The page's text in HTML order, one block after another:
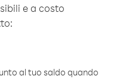
e a costo
al tuo saldo quando